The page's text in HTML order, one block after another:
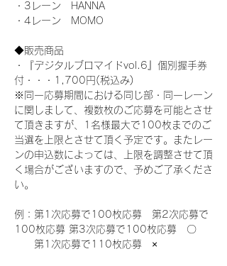
・3レーン　HANNA
・4レーン　MOMO
◆販売商品
・『デジタルブロマイドvol.6』個別握手券
付・・・1,700円(税込み)
※同一応募期間における同じ部・同一レーン
に関しまして、複数枚のご応募を可能とさせ
て頂きますが、1名様最大で100枚までのご
当選を上限とさせて頂く予定です。またレー
ンの申込数によっては、上限を調整させて頂
く場合がございますので、予めご了承くださ
い。
例：第1次応募で100枚応募　第2次応募で
100枚応募 第3次応募で100枚応募　〇
第1次応募で110枚応募　×